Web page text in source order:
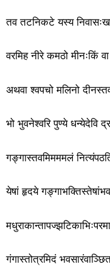
तव तटनिकटे यस्य
वरमिह नीरे कमठो मीनःकिं
अथवा श्वपचो मलिनो
भो भुवनेश्वरि पुण्ये धन्येदेवि
गङ्गास्तवमिमममलं
येषां हृदये
गंगास्तोत्रमिदं